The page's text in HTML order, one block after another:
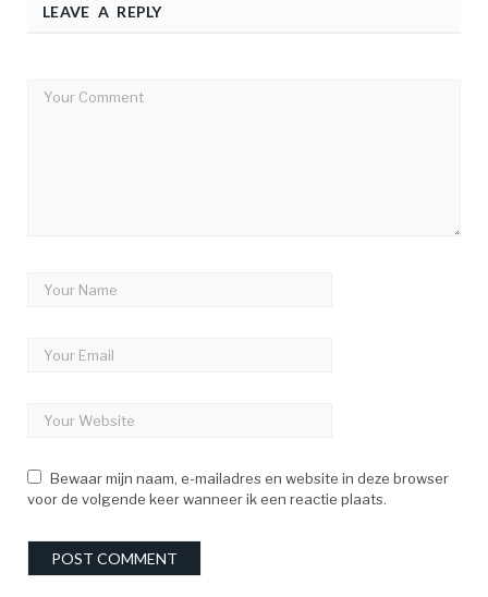
LEAVE A REPLY
Bewaar mijn naam, e-mailadres en website in deze browser
voor de volgende keer wanneer ik een reactie plaats.